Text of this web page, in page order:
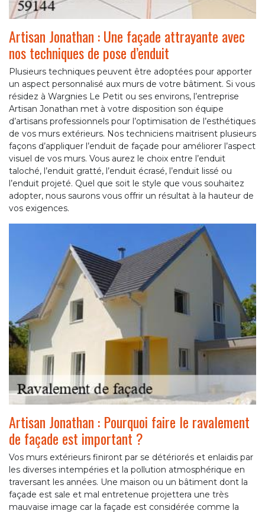
Artisan Jonathan : Une façade attrayante avec
nos techniques de pose d’enduit
Plusieurs techniques peuvent être adoptées pour apporter
un aspect personnalisé aux murs de votre bâtiment. Si vous
résidez à Wargnies Le Petit ou ses environs, l’entreprise
Artisan Jonathan met à votre disposition son équipe
d’artisans professionnels pour l’optimisation de l’esthétiques
de vos murs extérieurs. Nos techniciens maitrisent plusieurs
façons d’appliquer l’enduit de façade pour améliorer l’aspect
visuel de vos murs. Vous aurez le choix entre l’enduit
taloché, l’enduit gratté, l’enduit écrasé, l’enduit lissé ou
l’enduit projeté. Quel que soit le style que vous souhaitez
adopter, nous saurons vous offrir un résultat à la hauteur de
vos exigences.
Artisan Jonathan : Pourquoi faire le ravalement
de façade est important ?
Vos murs extérieurs finiront par se détériorés et enlaidis par
les diverses intempéries et la pollution atmosphérique en
traversant les années. Une maison ou un bâtiment dont la
façade est sale et mal entretenue projettera une très
mauvaise image car la façade est considérée comme la